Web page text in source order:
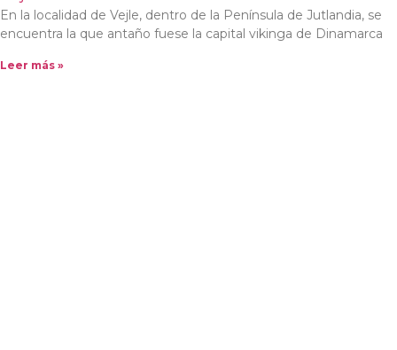
En la localidad de Vejle, dentro de la Península de Jutlandia, se
encuentra la que antaño fuese la capital vikinga de Dinamarca
Leer más »